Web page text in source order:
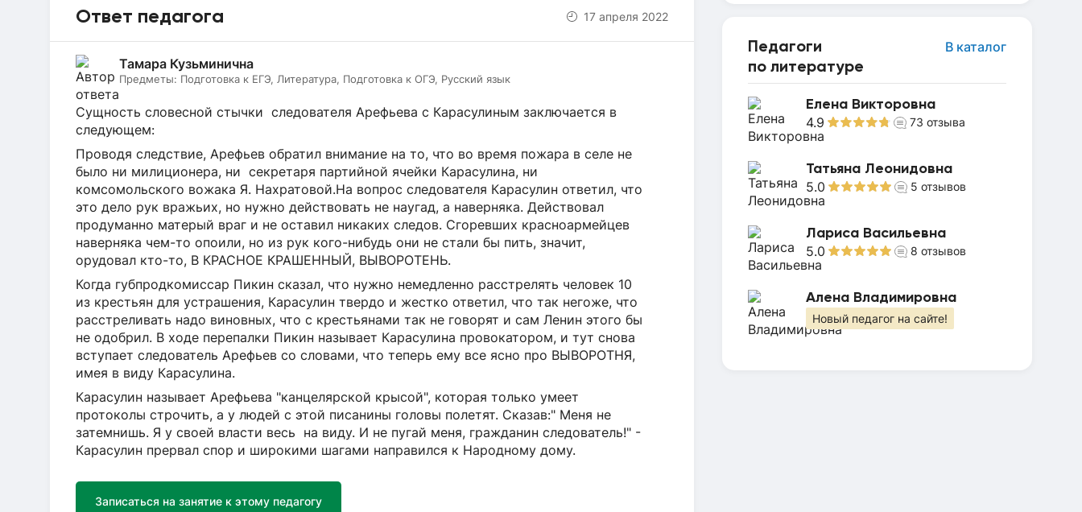
Педагоги
по литературе
В каталог
Елена Викторовна
4.9 73 отзыва
Татьяна Леонидовна
5.0 5 отзывов
Лариса Васильевна
5.0 8 отзывов
Алена Владимировна
Новый педагог на сайте!
Ответ педагога 17 апреля 2022
Тамара Кузьминична
Предметы: Подготовка к ЕГЭ, Литература, Подготовка к ОГЭ, Русский язык
Сущность словесной стычки следователя Арефьева с Карасулиным заключается в
следующем:
Проводя следствие, Арефьев обратил внимание на то, что во время пожара в селе не
было ни милиционера, ни секретаря партийной ячейки Карасулина, ни
комсомольского вожака Я. Нахратовой.На вопрос следователя Карасулин ответил, что
это дело рук вражьих, но нужно действовать не наугад, а наверняка. Действовал
продуманно матерый враг и не оставил никаких следов. Сгоревших красноармейцев
наверняка чем-то опоили, но из рук кого-нибудь они не стали бы пить, значит,
орудовал кто-то, В КРАСНОЕ КРАШЕННЫЙ, ВЫВОРОТЕНЬ.
Когда губпродкомиссар Пикин сказал, что нужно немедленно расстрелять человек 10
из крестьян для устрашения, Карасулин твердо и жестко ответил, что так негоже, что
расстреливать надо виновных, что с крестьянами так не говорят и сам Ленин этого бы
не одобрил. В ходе перепалки Пикин называет Карасулина провокатором, и тут снова
вступает следователь Арефьев со словами, что теперь ему все ясно про ВЫВОРОТНЯ,
имея в виду Карасулина.
Карасулин называет Арефьева "канцелярской крысой", которая только умеет
протоколы строчить, а у людей с этой писанины головы полетят. Сказав:" Меня не
затемнишь. Я у своей власти весь на виду. И не пугай меня, гражданин следователь!" -
Карасулин прервал спор и широкими шагами направился к Народному дому.
Записаться на занятие к этому педагогу